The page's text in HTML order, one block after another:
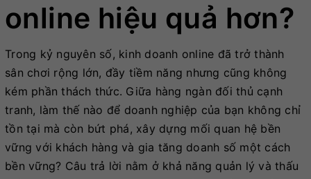
online hiệu quả hơn?
Trong kỷ nguyên số, kinh doanh online đã trở thành
sân chơi rộng lớn, đầy tiềm năng nhưng cũng không
kém phần thách thức. Giữa hàng ngàn đối thủ cạnh
tranh, làm thế nào để doanh nghiệp của bạn không chỉ
tồn tại mà còn bứt phá, xây dựng mối quan hệ bền
vững với khách hàng và gia tăng doanh số một cách
bền vững? Câu trả lời nằm ở khả năng quản lý và thấu